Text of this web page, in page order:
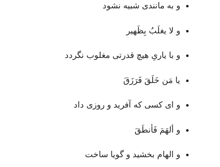
و به مانندی شبیه نشود
و لا يغلَبُ بِظَهير
و با یاریِ هیچ قدرتی مغلوب نگردد
يا مَن خَلَقَ فَرَزَقَ
و ای کسی که آفرید و روزی داد
و ألهَمَ فَأنطَقَ
و الهام بخشید و گویا ساخت